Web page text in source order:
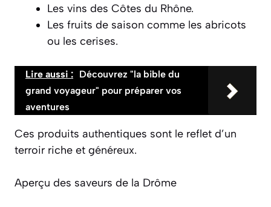
Les vins des Côtes du Rhône.
Les fruits de saison comme les abricots
ou les cerises.
Lire aussi : Découvrez "la bible du
grand voyageur" pour préparer vos
aventures
Ces produits authentiques sont le reflet d’un
terroir riche et généreux.
Aperçu des saveurs de la Drôme